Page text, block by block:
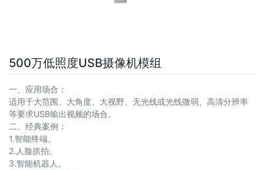
500万低照度USB摄像机模组
一、应用场合：
适用于大范围、大角度、大视野、无光线或光线微弱、高清分辨率
等要求USB输出视频的场合。
二、经典案例：
1.智能终端。
2.人脸抓拍。
3.智能机器人。